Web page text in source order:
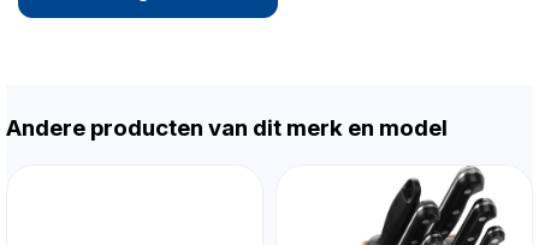
Andere producten van dit merk en model